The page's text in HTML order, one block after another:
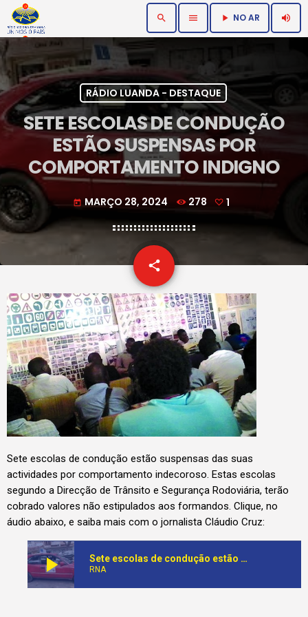
search menu play_arrow NO AR volume_up
RÁDIO LUANDA - DESTAQUE
SETE ESCOLAS DE CONDUÇÃO
ESTÃO SUSPENSAS POR
COMPORTAMENTO INDIGNO
today MARÇO 28, 2024 278 1
share
email
Sete escolas de condução estão suspensas das suas
actividades por comportamento indecoroso. Estas escolas
segundo a Direcção de Trânsito e Segurança Rodoviária, terão
cobrado valores não estipulados aos formandos. Clique, no
áudio abaixo, e saiba mais com o jornalista Cláudio Cruz:
play_arrow Sete escolas de condução estão suspensas por comportamento indigno
RNA